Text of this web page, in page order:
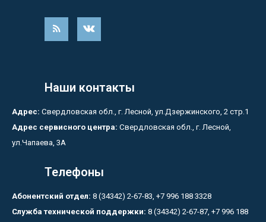
Наши контакты
Адрес: Свердловская обл., г. Лесной, ул.Дзержинского, 2 стр.1
Адрес сервисного центра: Свердловская обл., г. Лесной,
ул.Чапаева, 3А
Телефоны
Абонентский отдел: 8 (34342) 2-67-83, +7 996 188 3328
Служба технической поддержки: 8 (34342) 2-67-87, +7 996 188